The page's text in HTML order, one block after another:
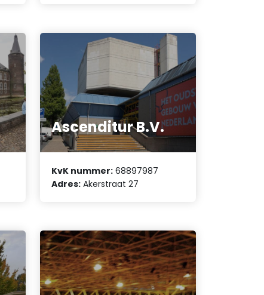
Ascenditur B.V.
KvK nummer: 68897987
Adres: Akerstraat 27